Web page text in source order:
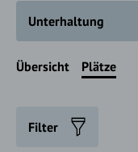
Unterhaltung
Übersicht Plätze
Filter